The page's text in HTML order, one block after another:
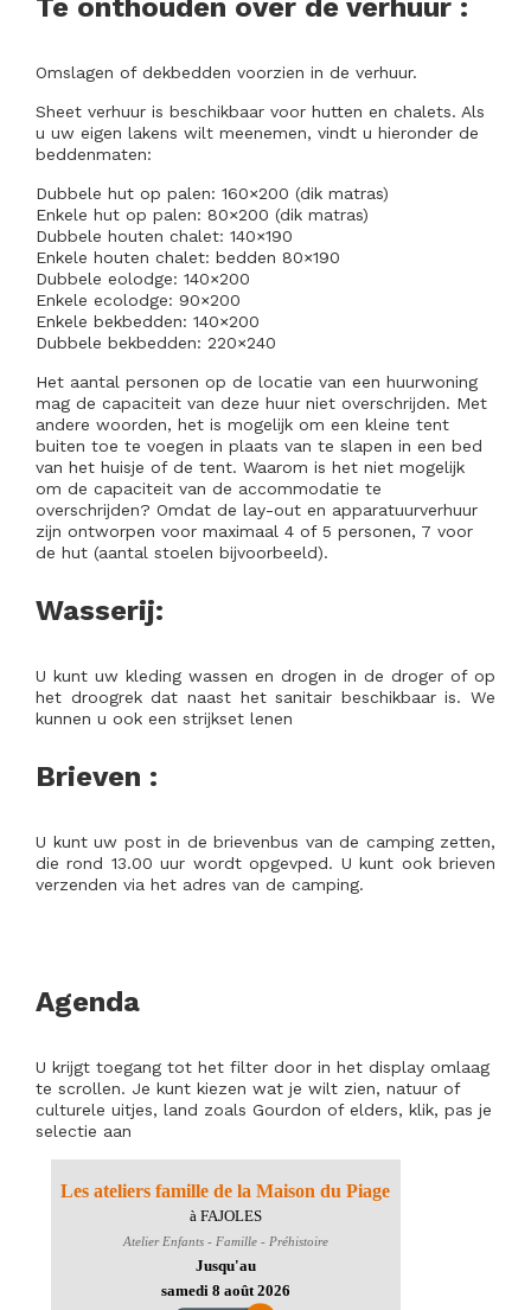
Te onthouden over de verhuur :
Omslagen of dekbedden voorzien in de verhuur.
Sheet verhuur is beschikbaar voor hutten en chalets. Als
u uw eigen lakens wilt meenemen, vindt u hieronder de
beddenmaten:
Dubbele hut op palen: 160×200 (dik matras)
Enkele hut op palen: 80×200 (dik matras)
Dubbele houten chalet: 140×190
Enkele houten chalet: bedden 80×190
Dubbele eolodge: 140×200
Enkele ecolodge: 90×200
Enkele bekbedden: 140×200
Dubbele bekbedden: 220×240
Het aantal personen op de locatie van een huurwoning
mag de capaciteit van deze huur niet overschrijden. Met
andere woorden, het is mogelijk om een ​​kleine tent
buiten toe te voegen in plaats van te slapen in een bed
van het huisje of de tent. Waarom is het niet mogelijk
om de capaciteit van de accommodatie te
overschrijden? Omdat de lay-out en apparatuurverhuur
zijn ontworpen voor maximaal 4 of 5 personen, 7 voor
de hut (aantal stoelen bijvoorbeeld).
Wasserij:
U kunt uw kleding wassen en drogen in de droger of op
het droogrek dat naast het sanitair beschikbaar is. We
kunnen u ook een strijkset lenen
Brieven :
U kunt uw post in de brievenbus van de camping zetten,
die rond 13.00 uur wordt opgevped. U kunt ook brieven
verzenden via het adres van de camping.
Agenda
U krijgt toegang tot het filter door in het display omlaag
te scrollen. Je kunt kiezen wat je wilt zien, natuur of
culturele uitjes, land zoals Gourdon of elders, klik, pas je
selectie aan